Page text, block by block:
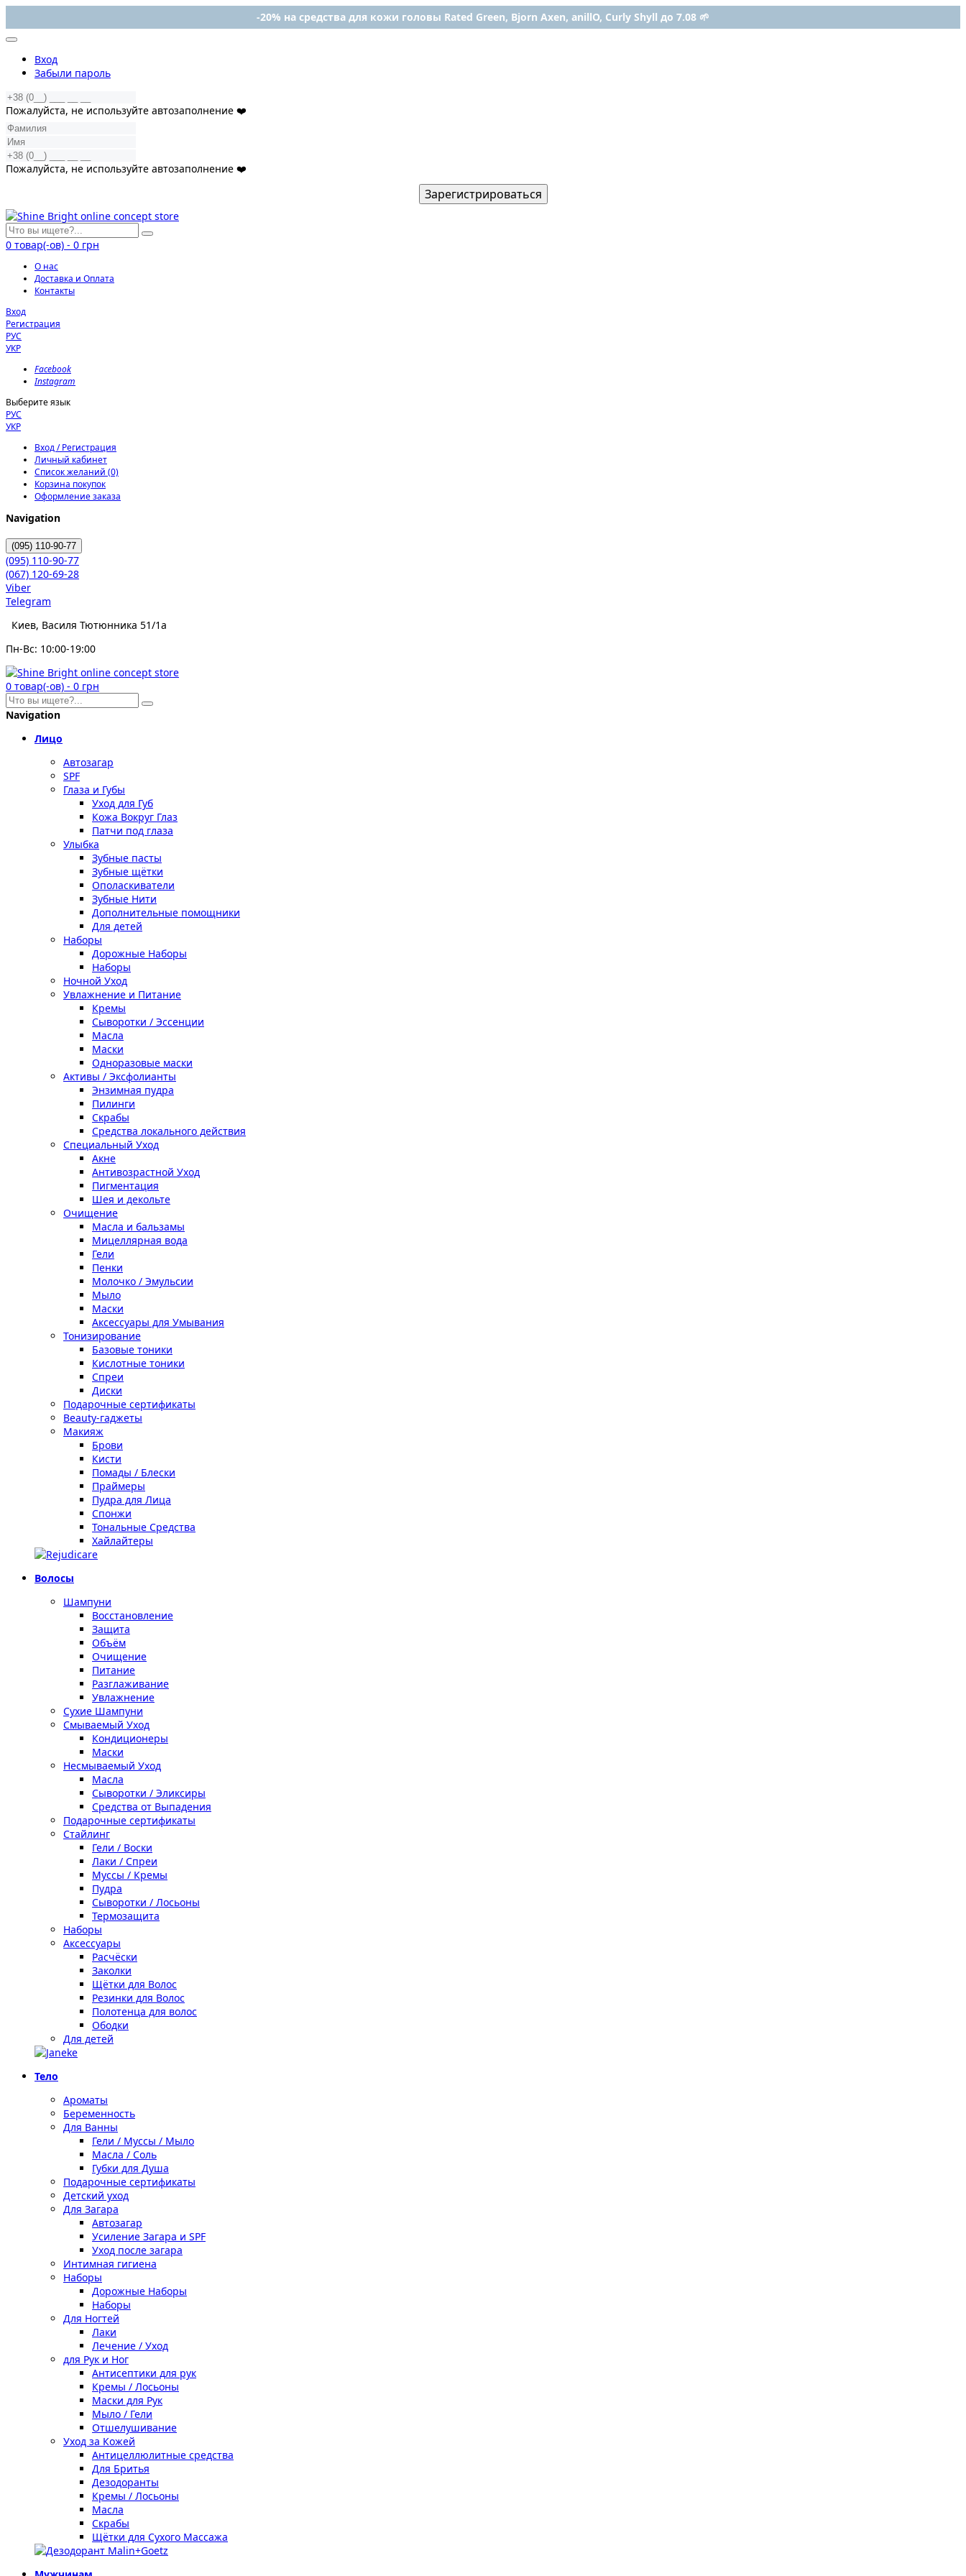
-20% на средства для кожи головы Rated Green, Bjorn Axen, anillO, Curly Shyll до 7.08 🌱
Вход
Забыли пароль
Пожалуйста, не используйте автозаполнение ❤️
Пожалуйста, не используйте автозаполнение ❤️
Зарегистрироваться
0 товар(-ов) - 0 грн
О нас
Доставка и Оплата
Контакты
Вход
Регистрация
РУС
УКР
Facebook
Instagram
Выберите язык
РУС
УКР
Вход / Регистрация
Личный кабинет
Список желаний (0)
Корзина покупок
Оформление заказа
Navigation
(095) 110-90-77
(095) 110-90-77
(067) 120-69-28
Viber
Telegram
Киев, Василя Тютюнника 51/1а
Пн-Вс: 10:00-19:00
0 товар(-ов) - 0 грн
Navigation
Лицо
Автозагар
SPF
Глаза и Губы
Уход для Губ
Кожа Вокруг Глаз
Патчи под глаза
Улыбка
Зубные пасты
Зубные щётки
Ополаскиватели
Зубные Нити
Дополнительные помощники
Для детей
Наборы
Дорожные Наборы
Наборы
Ночной Уход
Увлажнение и Питание
Кремы
Сыворотки / Эссенции
Масла
Маски
Одноразовые маски
Активы / Эксфолианты
Энзимная пудра
Пилинги
Скрабы
Средства локального действия
Специальный Уход
Акне
Антивозрастной Уход
Пигментация
Шея и декольте
Очищение
Масла и бальзамы
Мицеллярная вода
Гели
Пенки
Молочко / Эмульсии
Мыло
Маски
Аксессуары для Умывания
Тонизирование
Базовые тоники
Кислотные тоники
Спреи
Диски
Подарочные сертификаты
Beauty-гаджеты
Макияж
Брови
Кисти
Помады / Блески
Праймеры
Пудра для Лица
Спонжи
Тональные Средства
Хайлайтеры
Волосы
Шампуни
Восстановление
Защита
Объём
Очищение
Питание
Разглаживание
Увлажнение
Сухие Шампуни
Смываемый Уход
Кондиционеры
Маски
Несмываемый Уход
Масла
Сыворотки / Эликсиры
Средства от Выпадения
Подарочные сертификаты
Стайлинг
Гели / Воски
Лаки / Спреи
Муссы / Кремы
Пудра
Сыворотки / Лосьоны
Термозащита
Наборы
Аксессуары
Расчёски
Заколки
Щётки для Волос
Резинки для Волос
Полотенца для волос
Ободки
Для детей
Тело
Ароматы
Беременность
Для Ванны
Гели / Муссы / Мыло
Масла / Соль
Губки для Душа
Подарочные сертификаты
Детский уход
Для Загара
Автозагар
Усиление Загара и SPF
Уход после загара
Интимная гигиена
Наборы
Дорожные Наборы
Наборы
Для Ногтей
Лаки
Лечение / Уход
для Рук и Ног
Антисептики для рук
Кремы / Лосьоны
Маски для Рук
Мыло / Гели
Отшелушивание
Уход за Кожей
Антицеллюлитные средства
Для Бритья
Дезодоранты
Кремы / Лосьоны
Масла
Скрабы
Щётки для Сухого Массажа